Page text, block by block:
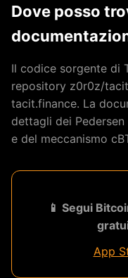
Dove posso
Il codice sorgente di
repository z0r0z/
tacit.finance. La
dettagli dei
e del meccanismo
📱 Segui
App